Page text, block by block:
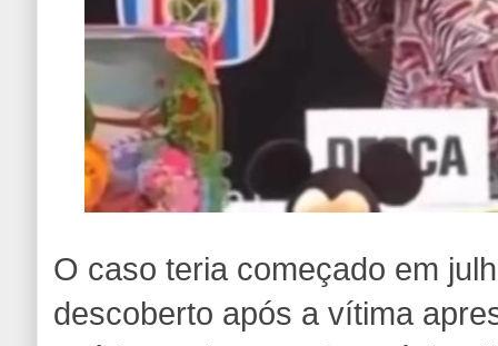
O caso teria começado em
descoberto após a vítima